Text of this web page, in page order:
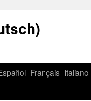
Français Italiano